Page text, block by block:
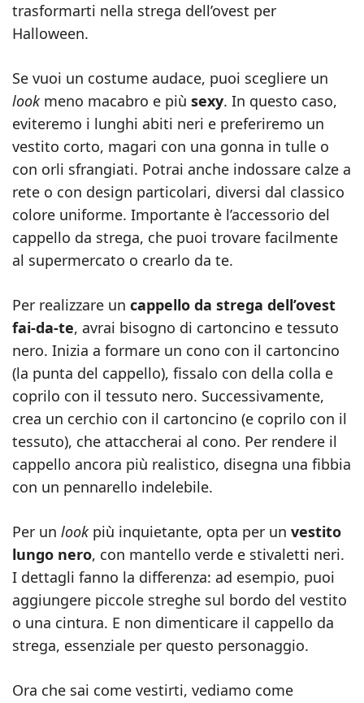
trasformarti nella strega dell’ovest per
Halloween.
Se vuoi un costume audace, puoi scegliere un
lookmeno macabro e più sexy. In questo caso,
eviteremo i lunghi abiti neri e preferiremo un
vestito corto, magari con una gonna in tulle o
con orli sfrangiati. Potrai anche indossare calze a
rete o con design particolari, diversi dal classico
colore uniforme. Importante è l’accessorio del
cappello da strega, che puoi trovare facilmente
al supermercato o crearlo da te.
Per realizzare un cappello da strega dell’ovest
fai-da-te, avrai bisogno di cartoncino e tessuto
nero. Inizia a formare un cono con il cartoncino
(la punta del cappello), fissalo con della colla e
coprilo con il tessuto nero. Successivamente,
crea un cerchio con il cartoncino (e coprilo con il
tessuto), che attaccherai al cono. Per rendere il
cappello ancora più realistico, disegna una fibbia
con un pennarello indelebile.
Per un lookpiù inquietante, opta per un vestito
lungo nero, con mantello verde e stivaletti neri.
I dettagli fanno la differenza: ad esempio, puoi
aggiungere piccole streghe sul bordo del vestito
o una cintura. E non dimenticare il cappello da
strega, essenziale per questo personaggio.
Ora che sai come vestirti, vediamo come